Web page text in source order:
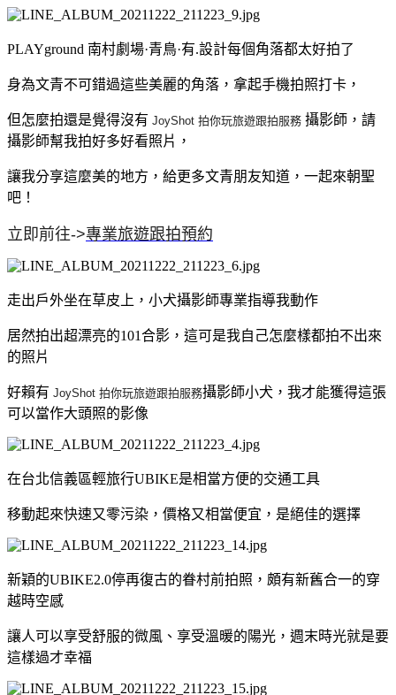
PLAYground 南村劇場·青鳥·有.設計每個角落都太好拍了
身為文青不可錯過這些美麗的角落，拿起手機拍照打卡，
但怎麼拍還是覺得沒有 JoyShot 拍你玩旅遊跟拍服務 攝影師，請
攝影師幫我拍好多好看照片，
讓我分享這麼美的地方，給更多文青朋友知道，一起來朝聖
吧！
立即前往->專業旅遊跟拍預約
走出戶外坐在草皮上，小犬攝影師專業指導我動作
居然拍出超漂亮的101合影，這可是我自己怎麼樣都拍不出來
的照片
好賴有 JoyShot 拍你玩旅遊跟拍服務攝影師小犬，我才能獲得這張
可以當作大頭照的影像
在台北信義區輕旅行UBIKE是相當方便的交通工具
移動起來快速又零污染，價格又相當便宜，是絕佳的選擇
新穎的UBIKE2.0停再復古的眷村前拍照，頗有新舊合一的穿
越時空感
讓人可以享受舒服的微風、享受溫暖的陽光，週末時光就是要
這樣過才幸福